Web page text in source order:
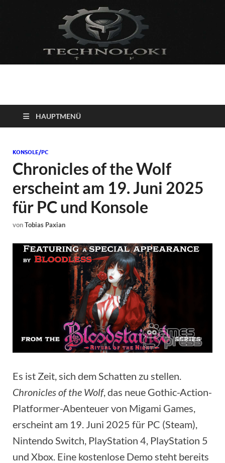
Technoloki: Gaming
und Entertainment
News
Blockbuster, Indie-Perlen und Retro-Klassiker.
HAUPTMENÜ
KONSOLE/PC
Chronicles of the Wolf
erscheint am 19. Juni 2025
für PC und Konsole
vonTobias Paxian
Es ist Zeit, sich dem Schatten zu stellen.
Chronicles of the Wolf, das neue Gothic-Action-
Platformer-Abenteuer von Migami Games,
erscheint am 19. Juni 2025 für PC (Steam),
Nintendo Switch, PlayStation 4, PlayStation 5
und Xbox. Eine kostenlose Demo steht bereits